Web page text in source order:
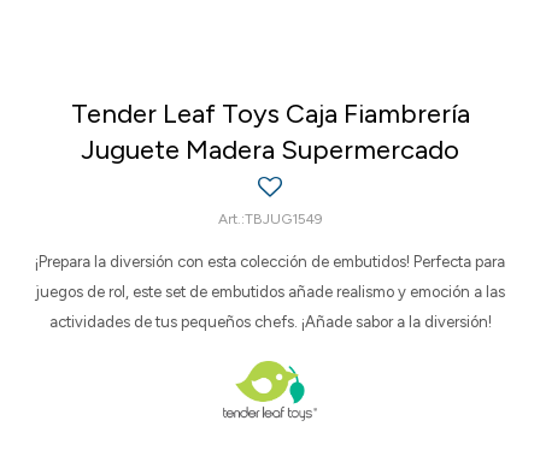
Tender Leaf Toys Caja Fiambrería
Juguete Madera Supermercado
TBJUG1549
¡Prepara la diversión con esta colección de embutidos! Perfecta para
juegos de rol, este set de embutidos añade realismo y emoción a las
actividades de tus pequeños chefs. ¡Añade sabor a la diversión!